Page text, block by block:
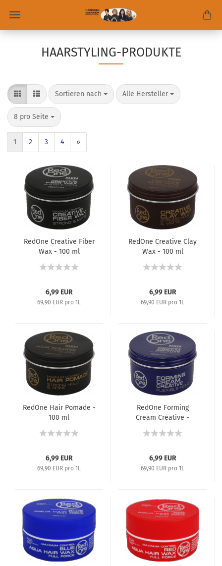
HAARSTYLING-PRODUKTE
Sortieren nach Alle Hersteller
8 pro Seite
1 2 3 4 »
RedOne Creative Fiber
Wax - 100 ml
6,99 EUR
69,90 EUR pro 1L
RedOne Creative Clay
Wax - 100 ml
6,99 EUR
69,90 EUR pro 1L
RedOne Hair Pomade -
100 ml
6,99 EUR
69,90 EUR pro 1L
RedOne Forming
Cream Creative -
6,99 EUR
69,90 EUR pro 1L